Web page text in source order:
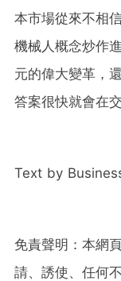
本市場從來不相
機械人概念炒作
元的偉大變革，
答案很快就會在
Text by
免責聲明：本網
請、誘使、任何